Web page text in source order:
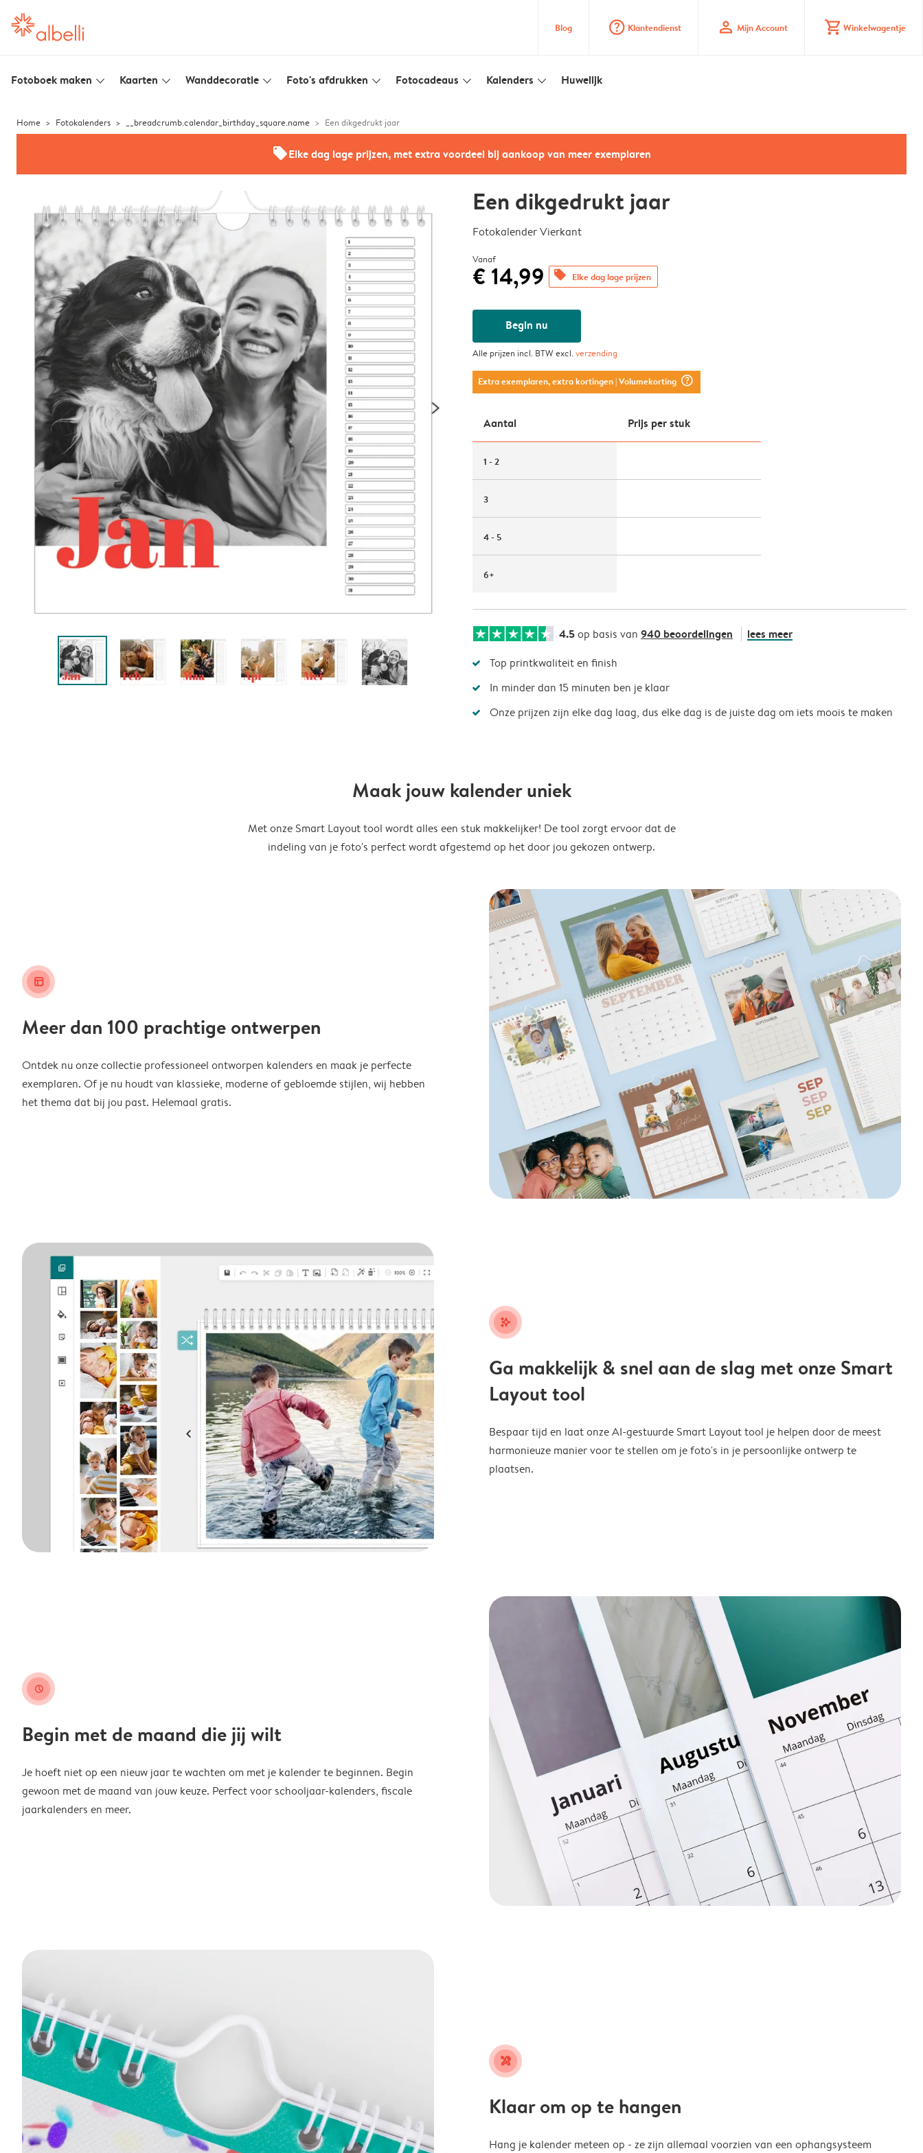
Blog question_mark_circle Klantendienst profile Mijn Account shopping_cart Winkelwagentje
Fotoboek maken slim_arrow_down Kaarten slim_arrow_down Wanddecoratie slim_arrow_down Foto's afdrukken slim_arrow_down Fotocadeaus slim_arrow_down Kalenders slim_arrow_down Huwelijk
Home Fotokalenders __breadcrumb.calendar_birthday_square.name Een dikgedrukt jaar
offersElke dag lage prijzen, met extra voordeel bij aankoop van meer exemplaren
Een dikgedrukt jaar
Fotokalender Vierkant
Vanaf
€ 14,99 offers Elke dag lage prijzen
Begin nu
Alle prijzen incl. BTW excl.verzending
Extra exemplaren, extra kortingen| Volumekorting question_mark_circle
Aantal Prijs per stuk
1 - 2
3
4 - 5
6+
4.5op basis van 940 beoordelingen lees meer
Top printkwaliteit en finish
In minder dan 15 minuten ben je klaar
Onze prijzen zijn elke dag laag, dus elke dag is de juiste dag om iets moois te maken
Maak jouw kalender uniek
Met onze Smart Layout tool wordt alles een stuk makkelijker! De tool zorgt ervoor dat de
indeling van je foto's perfect wordt afgestemd op het door jou gekozen ontwerp.
layout_alt
Meer dan 100 prachtige ontwerpen
Ontdek nu onze collectie professioneel ontworpen kalenders en maak je perfecte
exemplaren. Of je nu houdt van klassieke, moderne of gebloemde stijlen, wij hebben
het thema dat bij jou past. Helemaal gratis.
stars_plus
Ga makkelijk & snel aan de slag met onze Smart
Layout tool
Bespaar tijd en laat onze AI-gestuurde Smart Layout tool je helpen door de meest
harmonieuze manier voor te stellen om je foto's in je persoonlijke ontwerp te
plaatsen.
clock
Begin met de maand die jij wilt
Je hoeft niet op een nieuw jaar te wachten om met je kalender te beginnen. Begin
gewoon met de maand van jouw keuze. Perfect voor schooljaar-kalenders, fiscale
jaarkalenders en meer.
tools
Klaar om op te hangen
Hang je kalender meteen op - ze zijn allemaal voorzien van een ophangsysteem